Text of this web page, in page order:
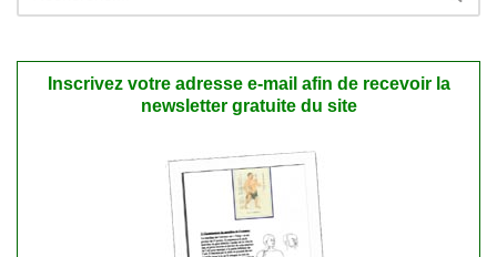
Inscrivez votre adresse e-mail afin de recevoir la
newsletter gratuite du site